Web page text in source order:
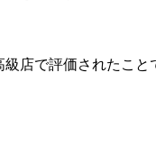
店で評価されたこと